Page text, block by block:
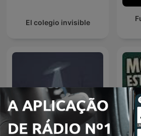
El colegio invisible